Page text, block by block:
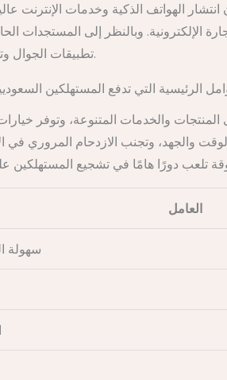
الهواتف الذكية وخدمات الإنترنت
تطبيقات الجوال وتحسين تجربة المستخدم.
الرئيسية التي تدفع المستهلكين
والخدمات المتنوعة، وتوفر خيارات
والجهد، وتجنب الازدحام المروري في
العامل
سهولة